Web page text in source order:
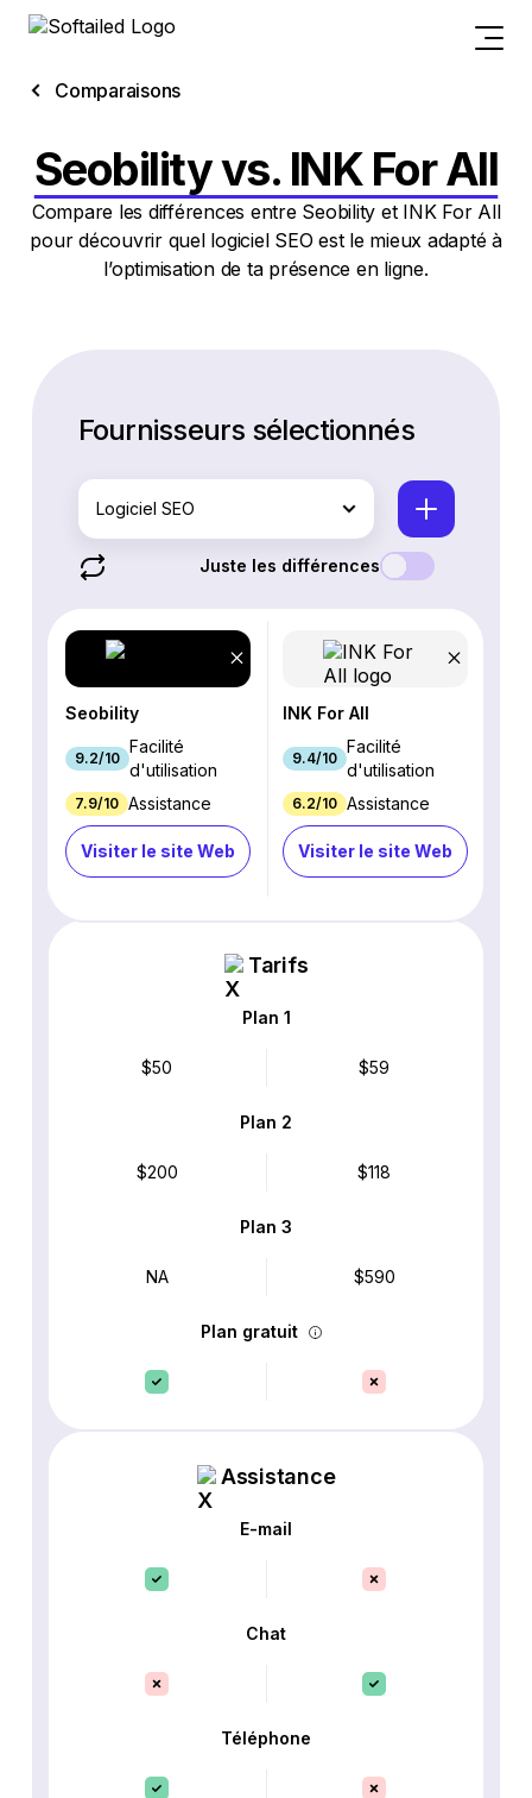
Comparaisons
Seobility vs. INK For All
Compare les différences entre Seobility et INK For All
pour découvrir quel logiciel SEO est le mieux adapté à
l’optimisation de ta présence en ligne.
Fournisseurs sélectionnés
Logiciel SEO
Juste les différences
Seobility
9.2/10
Facilité
d'utilisation
7.9/10 Assistance
Visiter le site Web
INK For All
9.4/10
Facilité
d'utilisation
6.2/10 Assistance
Visiter le site Web
Tarifs
Plan 1
$50 $59
Plan 2
$200 $118
Plan 3
NA $590
Plan gratuit
Assistance
E-mail
Chat
Téléphone